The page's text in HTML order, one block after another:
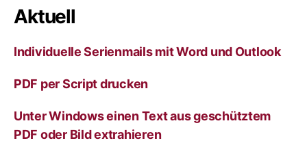
Aktuell
Individuelle Serienmails mit Word und Outlook
PDF per Script drucken
Unter Windows einen Text aus geschütztem
PDF oder Bild extrahieren